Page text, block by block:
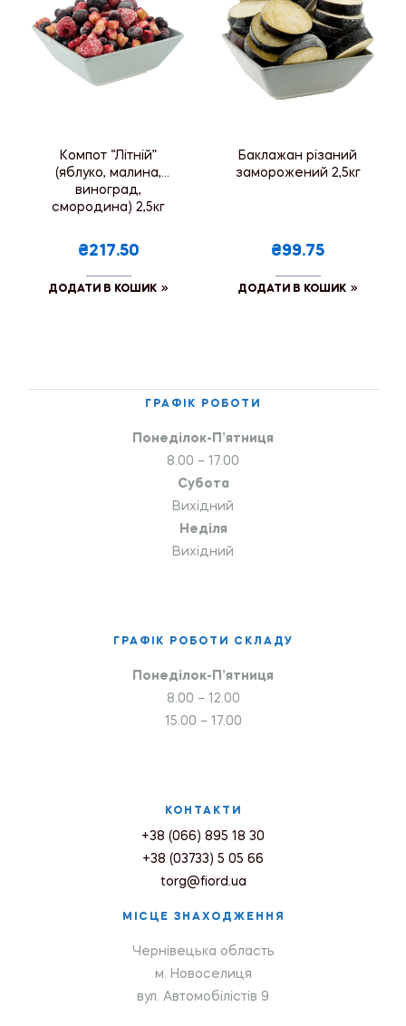
Компот “Літній”
(яблуко, малина,
виноград,
смородина) 2,5кг
₴217.50
ДОДАТИ В КОШИК
Баклажан різаний
заморожений 2,5кг
₴99.75
ДОДАТИ В КОШИК
ГРАФІК РОБОТИ
Понеділок-П’ятниця
8.00 – 17.00
Субота
Вихідний
Неділя
Вихідний
ГРАФІК РОБОТИ СКЛАДУ
Понеділок-П’ятниця
8.00 – 12.00
15.00 – 17.00
КОНТАКТИ
+38 (066) 895 18 30
+38 (03733) 5 05 66
torg@fiord.ua
МІСЦЕ ЗНАХОДЖЕННЯ
Чернівецька область
м. Новоселиця
вул. Автомобілістів 9